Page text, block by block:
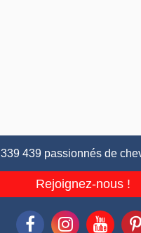
339 439 passionnés de
Rejoignez-nous !